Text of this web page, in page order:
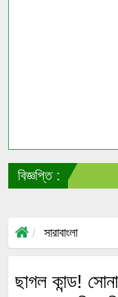
বিজ্ঞপ্তি :
সারাবাংলা
ছাগল কান্ড!